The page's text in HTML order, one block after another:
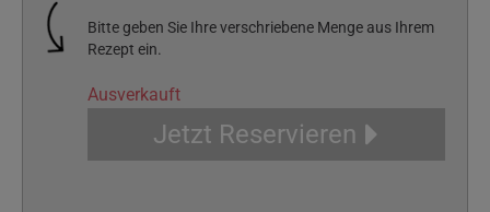
Bitte geben Sie Ihre verschriebene Menge aus Ihrem
Rezept ein.
Ausverkauft
Jetzt Reservieren